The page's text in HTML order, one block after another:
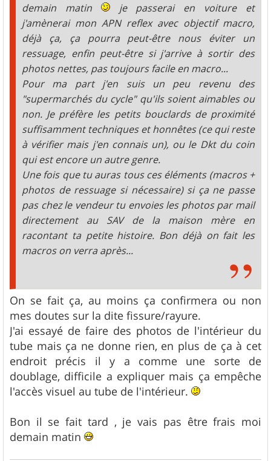
demain matin
je passerai en voiture et
j'amènerai mon APN reflex avec objectif macro,
déjà ça, ça pourra peut-être nous éviter un
ressuage, enfin peut-être si j'arrive à sortir des
photos nettes, pas toujours facile en macro...
Pour ma part j'en suis un peu revenu des
"supermarchés du cycle" qu'ils soient aimables ou
non. Je préfère les petits bouclards de proximité
suffisamment techniques et honnêtes (ce qui reste
à vérifier mais j'en connais un), ou le Dkt du coin
qui est encore un autre genre.
Une fois que tu auras tous ces éléments (macros +
photos de ressuage si nécessaire) si ça ne passe
pas chez le vendeur tu envoies les photos par mail
directement au SAV de la maison mère en
racontant ta petite histoire. Bon déjà on fait les
macros on verra après...
On se fait ça, au moins ça confirmera ou non
mes doutes sur la dite fissure/rayure.
J'ai essayé de faire des photos de l'intérieur du
tube mais ça ne donne rien, en plus de ça à cet
endroit précis il y a comme une sorte de
doublage, difficile a expliquer mais ça empêche
l'accès visuel au tube de l'intérieur.
Bon il se fait tard , je vais pas être frais moi
demain matin